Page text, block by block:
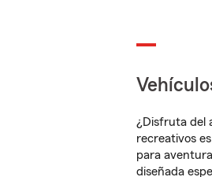
¿Disfruta del
recreativos
para
diseñada